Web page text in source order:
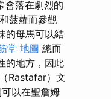
會落在劇烈的
菠蘿而參觀
的母馬可以結
堂 地圖 總而
的地方，因此
Rastafar）文
以在聖詹姆